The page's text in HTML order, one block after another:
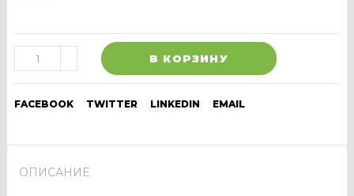
В КОРЗИНУ
FACEBOOK TWITTER LINKEDIN EMAIL
ОПИСАНИЕ